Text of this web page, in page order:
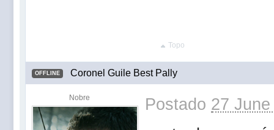
Topo
OFFLINE Coronel Guile Best Pally
Nobre Postado 27